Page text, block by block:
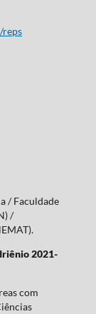
reps
/ Faculdade
/
2021-
com